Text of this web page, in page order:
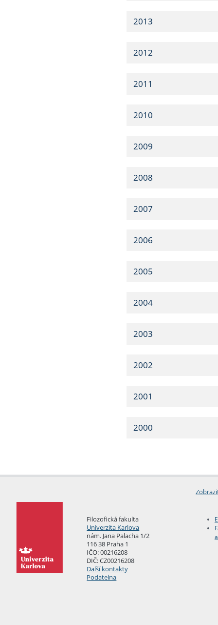
2013
2012
2011
2010
2009
2008
2007
2006
2005
2004
2003
2002
2001
2000
Filozofická fakulta
Univerzita Karlova
nám. Jana Palacha 1/2
116 38 Praha 1
IČO: 00216208
DIČ: CZ00216208
Další kontakty
Podatelna